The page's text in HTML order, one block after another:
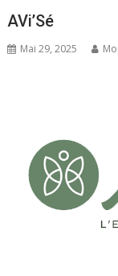
AVi’Sé
Mai 29, 2025